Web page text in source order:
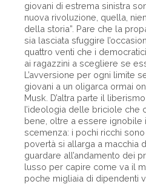
giovani di estrema sinistra
nuova rivoluzione, quella,
della storia”. Pare che la
sia lasciata sfuggire
quattro venti che i
ai ragazzini a scegliere se
L’avversione per ogni limite
giovani a un oligarca ormai
Musk. D’altra parte il
l’ideologia delle briciole che
bene, oltre a essere ignobile
scemenza: i pochi ricchi
povertà si allarga a macchia
guardare all’andamento dei
lusso per capire come va il
poche migliaia di dipendenti